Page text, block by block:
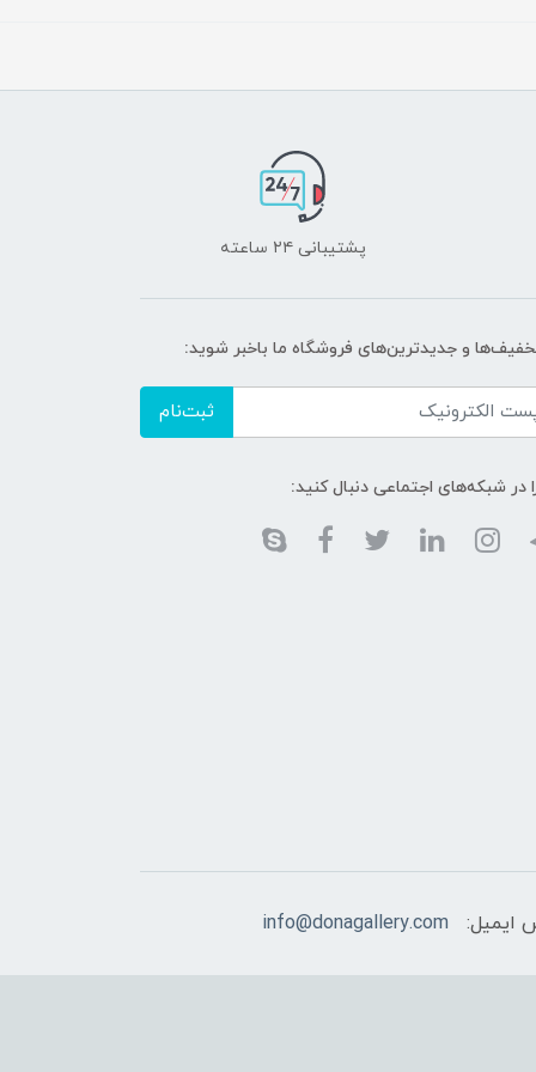
پشتیبانی ۲۴ ساعته
و جدیدترین‌های فروشگاه ما باخبر شوید:
ثبت‌نام
در شبکه‌های اجتماعی دنبال کنید:
ایمیل: info@donagallery.com